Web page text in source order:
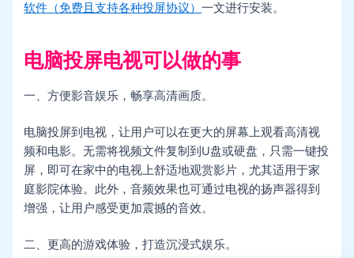
软件（免费且支持各种投屏协议）一文进行安装。
电脑投屏电视可以做的事
一、方便影音娱乐，畅享高清画质。
电脑投屏到电视，让用户可以在更大的屏幕上观看高清视
频和电影。无需将视频文件复制到U盘或硬盘，只需一键投
屏，即可在家中的电视上舒适地观赏影片，尤其适用于家
庭影院体验。此外，音频效果也可通过电视的扬声器得到
增强，让用户感受更加震撼的音效。
二、更高的游戏体验，打造沉浸式娱乐。